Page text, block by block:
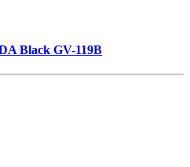
Black GV-119B